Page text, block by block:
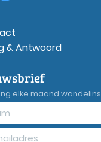
& Antwoord
elke maand